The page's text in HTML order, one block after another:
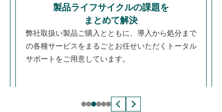
製品ライフサイクルの課題を
まとめて解決
弊社取扱い製品ご購入とともに、導入から処分まで
の各種サービスをまるごとお任せいただくトータル
サポートをご用意しています。